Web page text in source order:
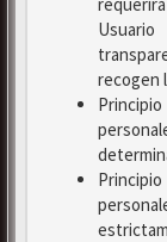
recogen